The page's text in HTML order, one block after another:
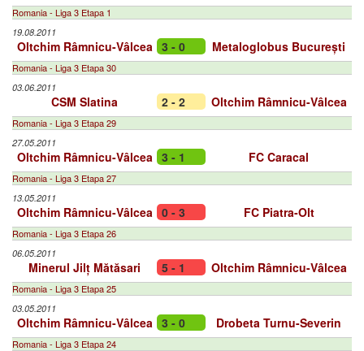
Romania - Liga 3 Etapa 1
19.08.2011
Oltchim Râmnicu-Vâlcea 3 - 0 Metaloglobus București
Romania - Liga 3 Etapa 30
03.06.2011
CSM Slatina 2 - 2 Oltchim Râmnicu-Vâlcea
Romania - Liga 3 Etapa 29
27.05.2011
Oltchim Râmnicu-Vâlcea 3 - 1 FC Caracal
Romania - Liga 3 Etapa 27
13.05.2011
Oltchim Râmnicu-Vâlcea 0 - 3 FC Piatra-Olt
Romania - Liga 3 Etapa 26
06.05.2011
Minerul Jilț Mătăsari 5 - 1 Oltchim Râmnicu-Vâlcea
Romania - Liga 3 Etapa 25
03.05.2011
Oltchim Râmnicu-Vâlcea 3 - 0 Drobeta Turnu-Severin
Romania - Liga 3 Etapa 24